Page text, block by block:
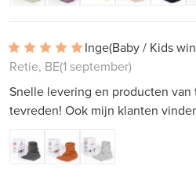
Inge(Baby / Kids
Retie, BE(1 september)
Snelle levering en producten
tevreden! Ook mijn klanten